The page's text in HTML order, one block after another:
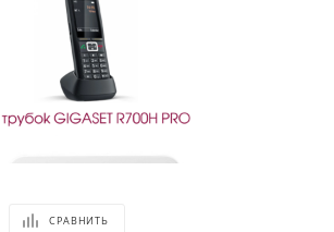
СРАВНИТЬ